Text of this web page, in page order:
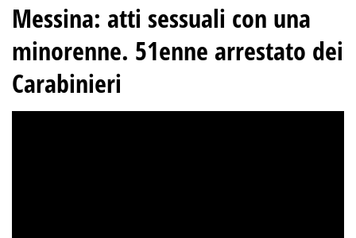
Messina: atti sessuali con una
minorenne. 51enne arrestato dei
Carabinieri